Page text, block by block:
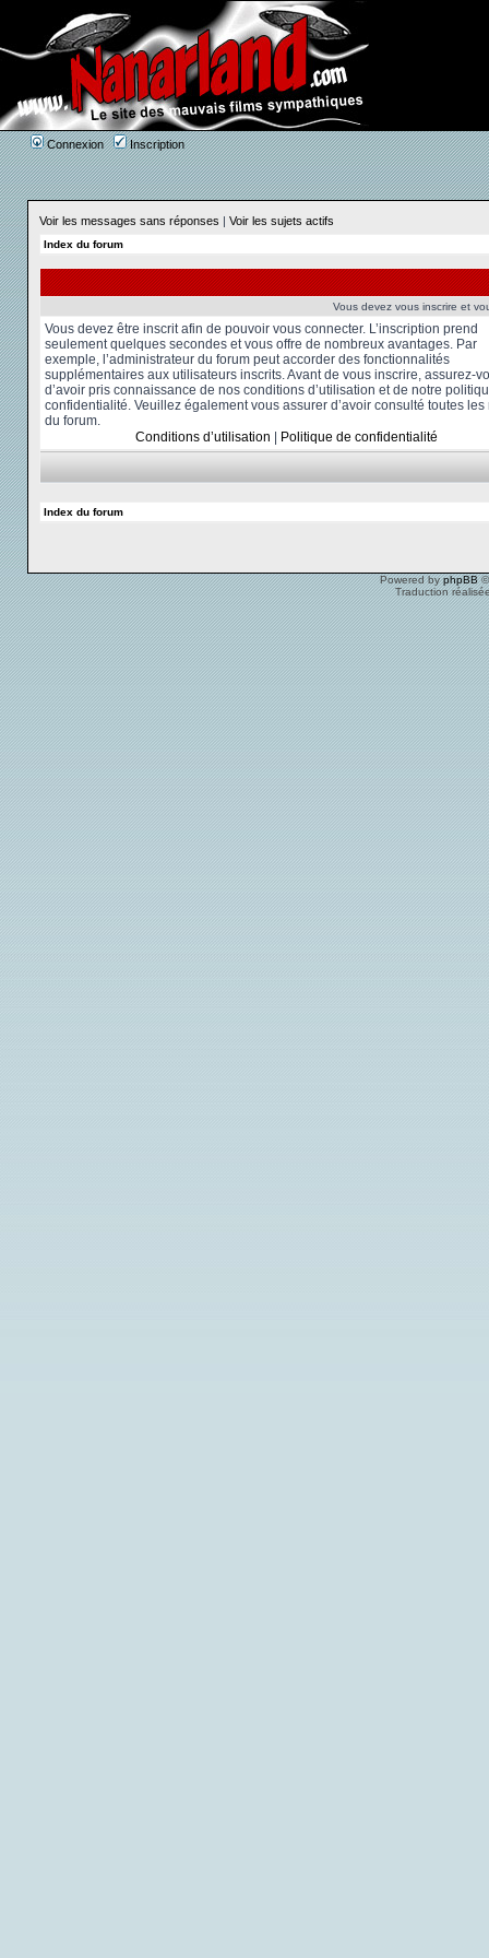
Connexion Inscription
Voir les messages sans réponses | Voir les sujets actifs
Index du forum
Vous devez vous inscrire et
Vous devez être inscrit afin de pouvoir vous connecter. L’inscription prend
seulement quelques secondes et vous offre de nombreux avantages. Par
exemple, l’administrateur du forum peut accorder des fonctionnalités
supplémentaires aux utilisateurs inscrits. Avant de vous inscrire, assurez-
d’avoir pris connaissance de nos conditions d’utilisation et de notre
confidentialité. Veuillez également vous assurer d’avoir consulté toutes les
du forum.
Conditions d’utilisation
Politique de confidentialité
Index du forum
Powered byphpBB©
Traduction